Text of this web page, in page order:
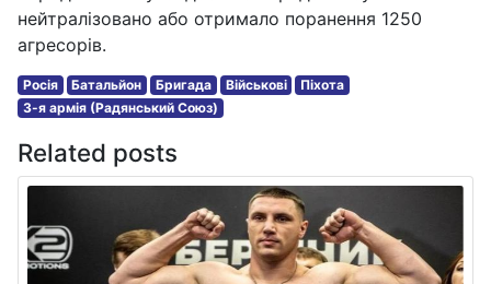
нейтралізовано або отримало поранення 1250
агресорів.
Росія Батальйон Бригада Військові
Піхота
3-я армія (Радянський Союз)
Related posts